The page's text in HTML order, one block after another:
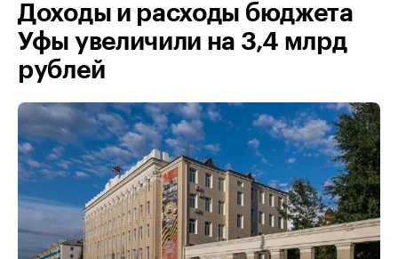
Доходы и расходы бюджета
Уфы увеличили на 3,4 млрд
рублей